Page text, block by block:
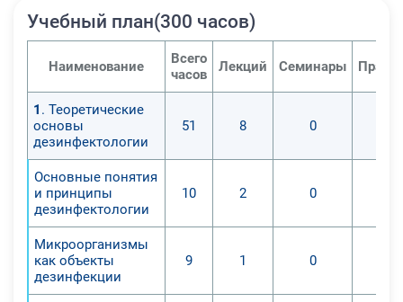
деятельности. Программа
управления рисками, связанных с
инфекционной безопасностью, и
совершенствование навыков
работы с современным
дезинфекционным оборудованием.
Обучающиеся получают знания и
умения, необходимые для
профессиональных задач в
области дезинфектологии.
Учебный план(300 часов)
Наименование
Всего
часов
Лекций Семинары
1 . Теоретические
основы
дезинфектологии
51 8 0
Основные понятия
и принципы
дезинфектологии
10 2 0
Микроорганизмы
как объекты
дезинфекции
9 1 0